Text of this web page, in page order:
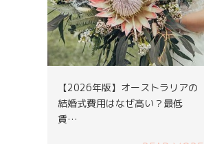
【2026年版】オーストラリアの
結婚式費用はなぜ高い？最低
賃…